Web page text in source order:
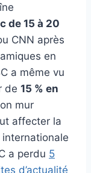
de 15 à 20
CNN après
en
a même vu
de 15 % en
mur
affecter la
a perdu 5
d’actualité